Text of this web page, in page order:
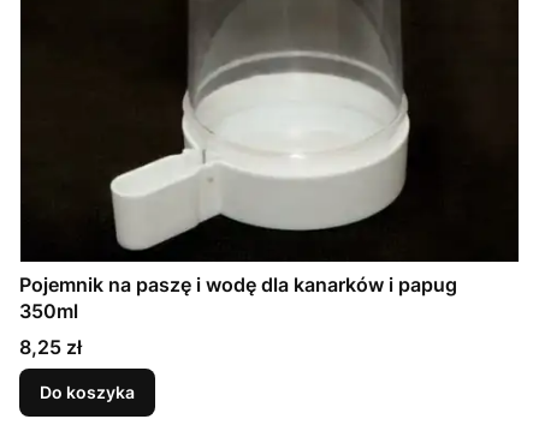
Pojemnik na paszę i wodę dla kanarków i papug
350ml
Cena
8,25 zł
Do koszyka